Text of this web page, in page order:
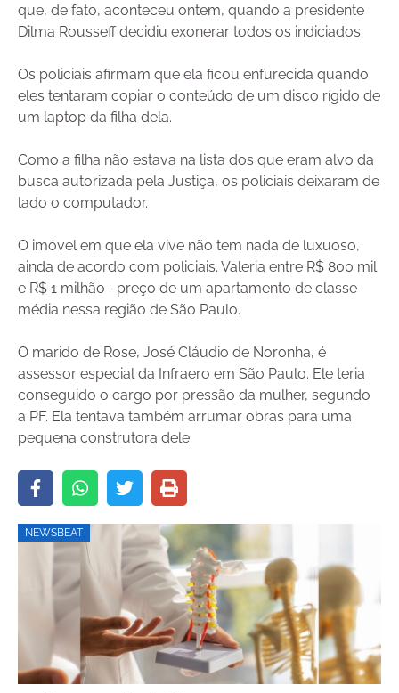
que, de fato, aconteceu ontem, quando a presidente
Dilma Rousseff decidiu exonerar todos os indiciados.
Os policiais afirmam que ela ficou enfurecida quando
eles tentaram copiar o conteúdo de um disco rígido de
um laptop da filha dela.
Como a filha não estava na lista dos que eram alvo da
busca autorizada pela Justiça, os policiais deixaram de
lado o computador.
O imóvel em que ela vive não tem nada de luxuoso,
ainda de acordo com policiais. Valeria entre R$ 800 mil
e R$ 1 milhão –preço de um apartamento de classe
média nessa região de São Paulo.
O marido de Rose, José Cláudio de Noronha, é
assessor especial da Infraero em São Paulo. Ele teria
conseguido o cargo por pressão da mulher, segundo
a PF. Ela tentava também arrumar obras para uma
pequena construtora dele.
NEWSBEAT